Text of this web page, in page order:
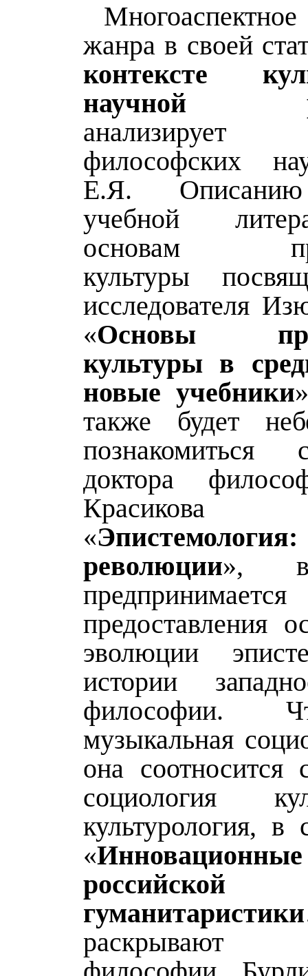
жанра в своей
контексте
научной
философских
Е.Я. Описанию
учебной
основам
культуры
исследователя
«Основы
культуры в
новые учебники
также будет
познакомиться
доктора
«
революции», в
предоставления
эволюции
истории
философии.
музыкальная
она соотносится
социология
культурология, в
«
российской
гуманитаристики
раскрывают